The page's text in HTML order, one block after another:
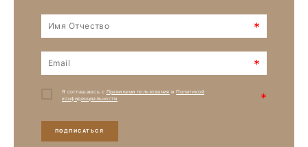
*
*
Я соглашаюсь с Правилами пользования иПолитикой
конфиденциальности
*
ПОДПИСАТЬСЯ